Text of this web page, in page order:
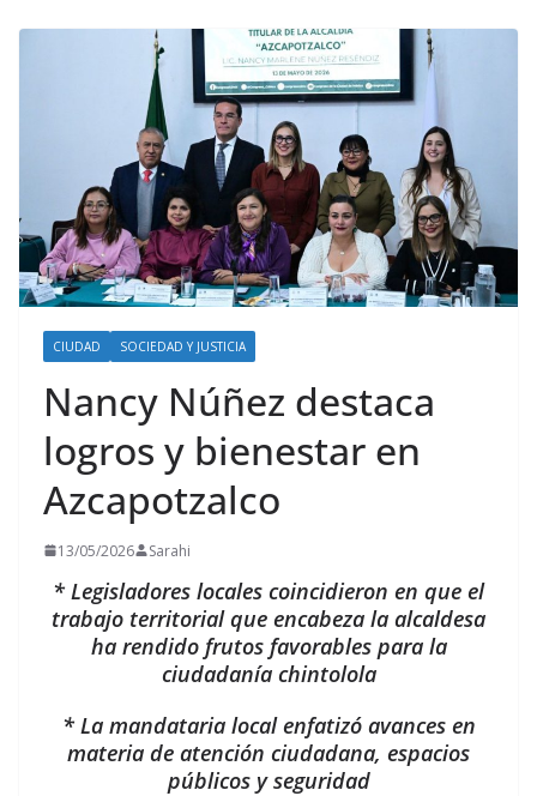
CIUDAD SOCIEDAD Y JUSTICIA
Nancy Núñez destaca
logros y bienestar en
Azcapotzalco
13/05/2026 Sarahi
* Legisladores locales coincidieron en que el
trabajo territorial que encabeza la alcaldesa
ha rendido frutos favorables para la
ciudadanía chintolola
* La mandataria local enfatizó avances en
materia de atención ciudadana, espacios
públicos y seguridad